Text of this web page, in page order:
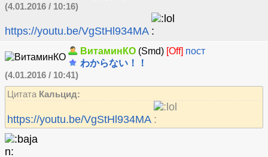
(4.01.2016 / 10:16)
https://youtu.be/VgStHl934MA
ВитаминКО (Smd) [Off] пост
わからない！！
(4.01.2016 / 10:41)
Цитата Кальцид:
https://youtu.be/VgStHl934MA